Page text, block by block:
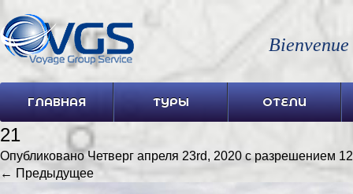
ГЛАВНАЯ ТУРЫ ОТЕЛИ
21
ОпубликованоЧетверг апреля 23rd, 2020 с разрешением
← Предыдущее